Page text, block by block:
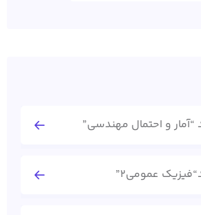
و احتمال مهندسی”
عمومی2”